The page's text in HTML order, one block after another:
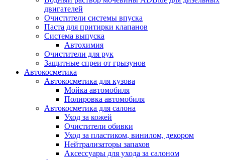
двигателей
Очистители системы впуска
Паста для притирки клапанов
Система выпуска
Автохимия
Очистители для рук
Защитные спреи от грызунов
Автокосметика
Автокосметика для кузова
Мойка автомобиля
Полировка автомобиля
Автокосметика для салона
Уход за кожей
Очистители обивки
Уход за пластиком, винилом, декором
Нейтрализаторы запахов
Аксессуары для ухода за салоном